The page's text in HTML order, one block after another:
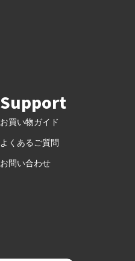
Support
お買い物ガイド
よくあるご質問
お問い合わせ